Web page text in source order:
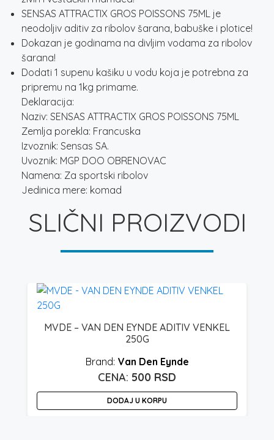
SENSAS ATTRACTIX GROS POISSONS 75ML je
neodoljiv aditiv za ribolov šarana, babuške i plotice!
Dokazan je godinama na divljim vodama za ribolov
šarana!
Dodati 1 supenu kašiku u vodu koja je potrebna za
pripremu na 1kg primame.
Deklaracija:
Naziv: SENSAS ATTRACTIX GROS POISSONS 75ML
Zemlja porekla: Francuska
Izvoznik: Sensas SA.
Uvoznik: MGP DOO OBRENOVAC
Namena: Za sportski ribolov
Jedinica mere: komad
SLIČNI PROIZVODI
MVDE – VAN DEN EYNDE ADITIV VENKEL
250G
Van Den Eynde
500 RSD
DODAJ U KORPU